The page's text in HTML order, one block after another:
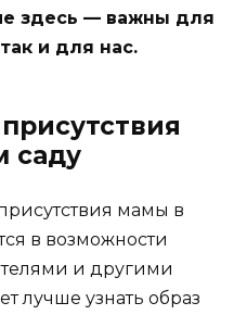
здесь — важны для
и для нас.
саду
мамы в
в возможности
и другими
лучше узнать образ